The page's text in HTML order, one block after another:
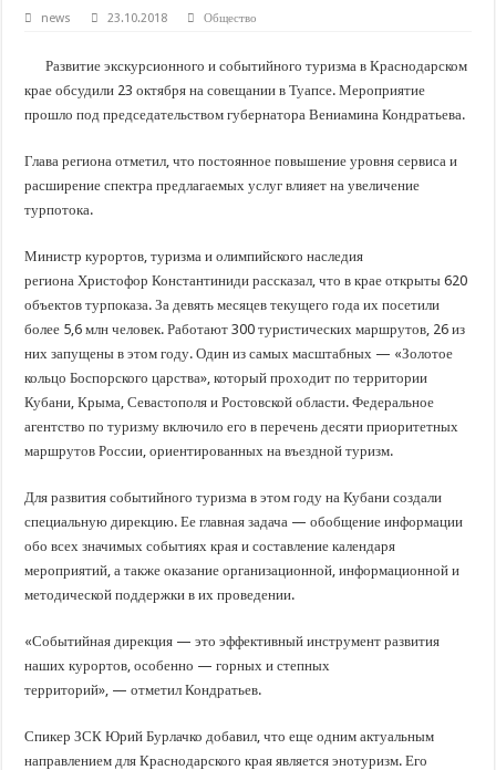
В городах и районах Кубани отметили День России
Стартовал прием заявок на 20-й юбилейный молодежный форум «Регион 93»
news 23.10.2018 Общество
Развитие экскурсионного и событийного туризма в Краснодарском
крае обсудили 23 октября на совещании в Туапсе. Мероприятие
прошло под председательством губернатора Вениамина Кондратьева.
Глава региона отметил, что постоянное повышение уровня сервиса и
расширение спектра предлагаемых услуг влияет на увеличение
турпотока.
Министр курортов, туризма и олимпийского наследия
региона Христофор Константиниди рассказал, что в крае открыты 620
объектов турпоказа. За девять месяцев текущего года их посетили
более 5,6 млн человек. Работают 300 туристических маршрутов, 26 из
них запущены в этом году. Один из самых масштабных — «Золотое
кольцо Боспорского царства», который проходит по территории
Кубани, Крыма, Севастополя и Ростовской области. Федеральное
агентство по туризму включило его в перечень десяти приоритетных
маршрутов России, ориентированных на въездной туризм.
Для развития событийного туризма в этом году на Кубани создали
специальную дирекцию. Ее главная задача — обобщение информации
обо всех значимых событиях края и составление календаря
мероприятий, а также оказание организационной, информационной и
методической поддержки в их проведении.
«Событийная дирекция — это эффективный инструмент развития
наших курортов, особенно — горных и степных
территорий», — отметил Кондратьев.
Спикер ЗСК Юрий Бурлачко добавил, что еще одним актуальным
направлением для Краснодарского края является энотуризм. Его